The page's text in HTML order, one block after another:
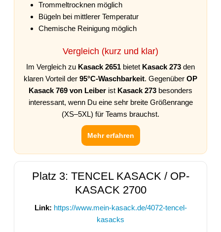
Trommeltrocknen möglich
Bügeln bei mittlerer Temperatur
Chemische Reinigung möglich
Vergleich (kurz und klar)
Im Vergleich zu Kasack 2651 bietet Kasack 273 den
klaren Vorteil der 95°C-Waschbarkeit. Gegenüber OP
Kasack 769 von Leiber ist Kasack 273 besonders
interessant, wenn Du eine sehr breite Größenrange
(XS–5XL) für Teams brauchst.
Mehr erfahren
Platz 3: TENCEL KASACK / OP-
KASACK 2700
Link: https://www.mein-kasack.de/4072-tencel-
kasacks